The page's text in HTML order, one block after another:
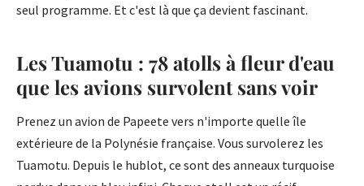
seul programme. Et c'est là que ça devient fascinant.
Les Tuamotu : 78 atolls à fleur d'eau
que les avions survolent sans voir
Prenez un avion de Papeete vers n'importe quelle île
extérieure de la Polynésie française. Vous survolerez les
Tuamotu. Depuis le hublot, ce sont des anneaux turquoise